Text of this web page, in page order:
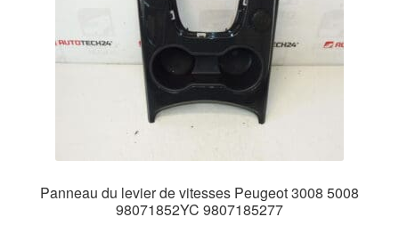
Panneau du levier de vitesses Peugeot 3008 5008
98071852YC 9807185277